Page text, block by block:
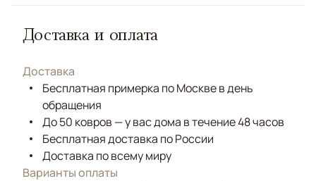
Доставка и оплата
Доставка
Бесплатная примерка по Москве в день
обращения
До 50 ковров — у вас дома в течение 48 часов
Бесплатная доставка по России
Доставка по всему миру
Варианты оплаты